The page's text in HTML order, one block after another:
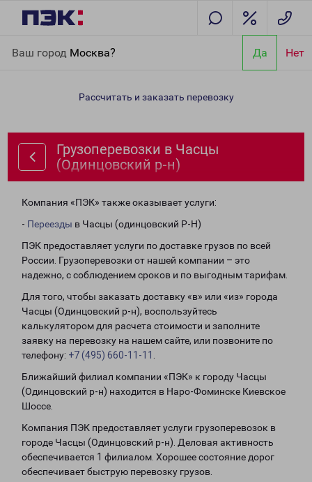
Ваш город Москва? Да Нет
р-н)
Рассчитать и заказать перевозку
Грузоперевозки в Часцы
(Одинцовский р-н)
Компания «ПЭК» также оказывает услуги:
- Переезды в Часцы (одинцовский Р-Н)
ПЭК предоставляет услуги по доставке грузов по всей
России. Грузоперевозки от нашей компании – это
надежно, с соблюдением сроков и по выгодным тарифам.
Для того, чтобы заказать доставку «в» или «из» города
Часцы (Одинцовский р-н), воспользуйтесь
калькулятором для расчета стоимости и заполните
заявку на перевозку на нашем сайте, или позвоните по
телефону: +7 (495) 660-11-11
Ближайший филиал компании «ПЭК» к городу Часцы
(Одинцовский р-н) находится в Наро-Фоминске Киевское
Шоссе.
Компания ПЭК предоставляет услуги грузоперевозок в
городе Часцы (Одинцовский р-н). Деловая активность
обеспечивается 1 филиалом. Хорошее состояние дорог
обеспечивает быструю перевозку грузов.